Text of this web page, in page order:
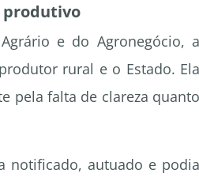
produtivo
e do Agronegócio, a
rural e o Estado. Ela
pela falta de clareza quanto
notificado, autuado e podia